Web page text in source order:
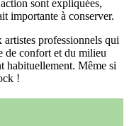
sont expliquées,
importante à conserver.
artistes professionnels qui
de confort et du milieu
habituellement. Même si
!